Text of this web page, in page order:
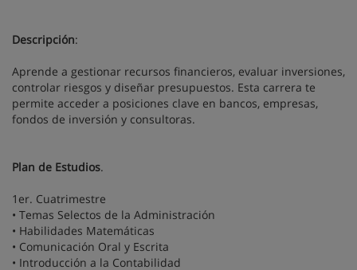
Descripción:
Aprende a gestionar recursos financieros, evaluar inversiones,
controlar riesgos y diseñar presupuestos. Esta carrera te
permite acceder a posiciones clave en bancos, empresas,
fondos de inversión y consultoras.
Plan de Estudios.
1er. Cuatrimestre
• Temas Selectos de la Administración
• Habilidades Matemáticas
• Comunicación Oral y Escrita
• Introducción a la Contabilidad